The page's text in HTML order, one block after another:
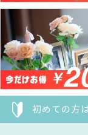
初めての方